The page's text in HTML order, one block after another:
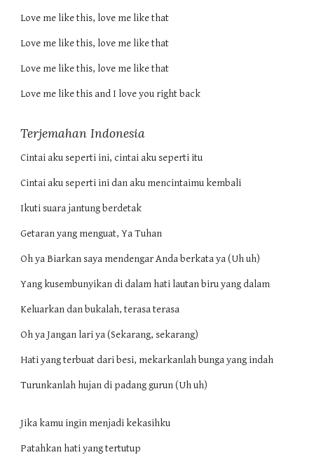
Love me like this, love me like that
Love me like this, love me like that
Love me like this, love me like that
Love me like this and I love you right back
Terjemahan Indonesia
Cintai aku seperti ini, cintai aku seperti itu
Cintai aku seperti ini dan aku mencintaimu kembali
Ikuti suara jantung berdetak
Getaran yang menguat, Ya Tuhan
Oh ya Biarkan saya mendengar Anda berkata ya (Uh uh)
Yang kusembunyikan di dalam hati lautan biru yang dalam
Keluarkan dan bukalah, terasa terasa
Oh ya Jangan lari ya (Sekarang, sekarang)
Hati yang terbuat dari besi, mekarkanlah bunga yang indah
Turunkanlah hujan di padang gurun (Uh uh)
Jika kamu ingin menjadi kekasihku
Patahkan hati yang tertutup